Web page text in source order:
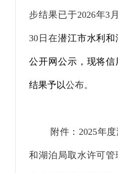
步结果已于2026年3 月
30 日在潜江市水利和
公开网 公示，现将信
结果予以公布。
附件： 2025年度
和湖泊局取水许可管